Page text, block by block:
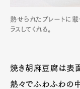
熱せられたプレートに
ラスしてくれる。
焼き胡麻豆腐は表
熱々でふわふわの